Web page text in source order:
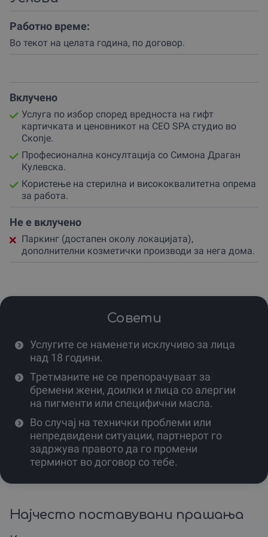
жена или маж кои бараат квалитет без компромис.
Доколку се одлучиш за трајна шминка или
микропигментација, партнерот најпрво ќе направи
детална консултација со тебе за да се утврдат твоите
Процесот се одвива со најсовремена опрема и
висококвалитетни пигменти, гарантирајќи безбедност
и долготрајни резултати.
Симона Драган Кулевска, со своето богато искуство,
ќе се погрижи секој потег да биде прецизен,
претворајќи ја секоја процедура во вистинска
уметничка авантура.
За оние кои копнеат по ново тетовирање, ова е
знае како да ја пренесе идејата од хартија на кожа.
Покрај специјализираните услуги за тетовирање, CEO
SPA студио во Скопје нуди и широк спектар на
целосен ден посветен на себе.
Сите достапни услуги во ЦЕО СПА СТУДИО
1.Веѓи и Трепки (Нега и Регенерација)
LIFT UP MY BROWS / SPA Edition – траен лифтинг,
боење, обликување и кератинска потхрана.
THE NATURAL BROWS** – обликување и боење за
совршена природна форма.
THE BLONDE EFFECT BROWS** – бланширање,
обликување и нијансирање.
THE BROW REHAB** – моќен третман за брза
регенерација на оштетени веѓи.
LASH PARADISE** – третман за нагласување и нега на
LASH REHAB** – интензивна регенерација на
Работно време:
Во текот на целата година, по договор.
Вклучено
Услуга по избор според вредноста на гифт
картичката и ценовникот на CEO SPA студио во
Скопје.
Професионална консултација со Симона Драган
Кулевска.
Користење на стерилна и висококвалитетна опрема
за работа.
Не е вклучено
Паркинг (достапен околу локацијата),
дополнителни козметички производи за нега дома.
Совети
Услугите се наменети исклучиво за лица
над 18 години.
Третманите не се препорачуваат за
бремени жени, доилки и лица со алергии
на пигменти или специфични масла.
Во случај на технички проблеми или
непредвидени ситуации, партнерот го
задржува правото да го промени
терминот во договор со тебе.
Најчесто поставувани прашања